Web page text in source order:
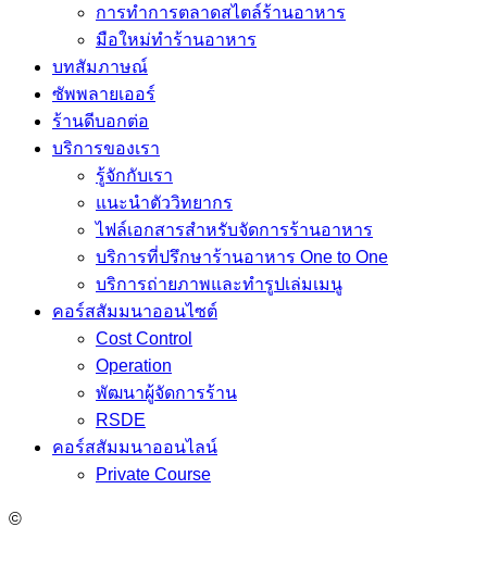
การทำการตลาดสไตล์ร้านอาหาร
มือใหม่ทำร้านอาหาร
บทสัมภาษณ์
ซัพพลายเออร์
ร้านดีบอกต่อ
บริการของเรา
รู้จักกับเรา
แนะนำตัววิทยากร
ไฟล์เอกสารสำหรับจัดการร้านอาหาร
บริการที่ปรึกษาร้านอาหาร One to One
บริการถ่ายภาพและทำรูปเล่มเมนู
คอร์สสัมมนาออนไซต์
Cost Control
Operation
พัฒนาผู้จัดการร้าน
RSDE
คอร์สสัมมนาออนไลน์
Private Course
©